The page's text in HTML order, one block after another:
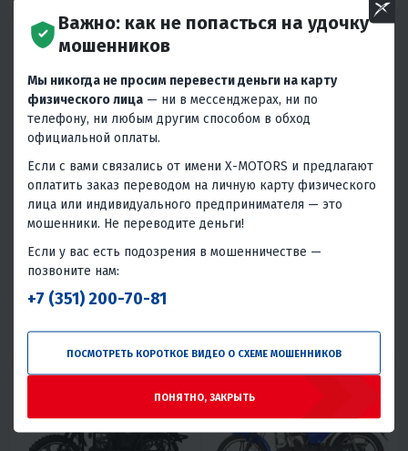
3.9 0
МОПЕД MOTOLAND
(МОТОЛЕНД) АЛЬФА FORESTER
RS 11 (LM48-B) СИНИЙ (A)
72 450 ₽
3 260 ₽ 3 120 ₽
4 0
МОПЕД MOTOLAND
(МОТОЛЕНД) АЛЬФА FORESTER
RS 11 (LM48-B) ЧЕРНЫЙ (A)
72 450 ₽
3 260 ₽
Важно: как не попасться на удочку
мошенников
Мы никогда не просим перевести деньги на карту
физического лица — ни в мессенджерах, ни по
телефону, ни любым другим способом в обход
официальной оплаты.
Если с вами связались от имени X-MOTORS и предлагают
оплатить заказ переводом на личную карту физического
лица или индивидуального предпринимателя — это
мошенники. Не переводите деньги!
Если у вас есть подозрения в мошенничестве —
позвоните нам:
+7 (351) 200-70-81
ПОСМОТРЕТЬ КОРОТКОЕ ВИДЕО О СХЕМЕ МОШЕННИКОВ
ПОНЯТНО, ЗАКРЫТЬ